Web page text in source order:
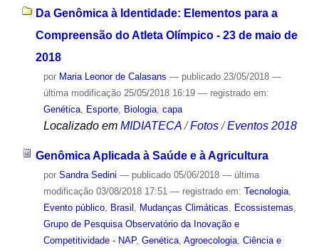
Da Genômica à Identidade: Elementos para a
Compreensão do Atleta Olímpico - 23 de maio de
2018
por Maria Leonor de Calasans — publicado23/05/2018 —
última modificação25/05/2018 16:19 — registrado em:
Genética, Esporte, Biologia, capa
Localizado em MIDIATECA /Fotos /Eventos 2018
Genômica Aplicada à Saúde e à Agricultura
por Sandra Sedini — publicado05/06/2018 — última
modificação03/08/2018 17:51 — registrado em: Tecnologia,
Evento público, Brasil , Mudanças Climáticas, Ecossistemas,
Grupo de Pesquisa Observatório da Inovação e
Competitividade - NAP, Genética, Agroecologia, Ciência e